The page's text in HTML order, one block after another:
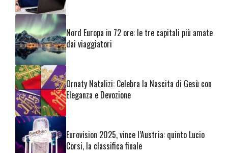
Nord Europa in 72 ore: le tre capitali più amate
dai viaggiatori
Ornaty Natalizi: Celebra la Nascita di Gesù con
Eleganza e Devozione
Eurovision 2025, vince l’Austria: quinto Lucio
Corsi, la classifica finale